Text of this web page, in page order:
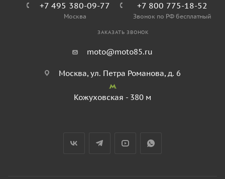
+7 495 380-09-77
Москва
+7 800 775-18-52
Звонок по РФ бесплатный
ЗАКАЗАТЬ ЗВОНОК
moto@moto85.ru
Москва, ул. Петра Романова, д. 6
Кожуховская - 380 м